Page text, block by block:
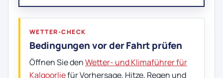
WETTER-CHECK
Bedingungen vor der Fahrt prüfen
Öffnen Sie denWetter- und Klimaführer für
Kalgoorliefür Vorhersage, Hitze, Regen und